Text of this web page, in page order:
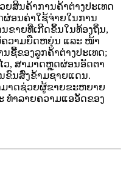
ຍສິນຄ້າການຄ້າຕ່າງປະເທດ
ຜ່ອນຄ່າໃຊ້ຈ່າຍໃນການ
ຂາຍທີ່ເກີດຂຶ້ນໃນທ້ອງຖິ່ນ,
ຄວາມຍືດຫຍຸ່ນ ແລະ ໜ້າ
ຊື້ຂອງລູກຄ້າຕ່າງປະເທດ;
ວ, ສາມາດຫຼຸດຜ່ອນອັດຕາ
ຂົນສົ່ງຂ້າມຊາຍແດນ.
ມາດຊ່ວຍຜູ້ຂາຍຂະຫຍາຍ
ທຳລາຍຄວາມແອອັດຂອງ